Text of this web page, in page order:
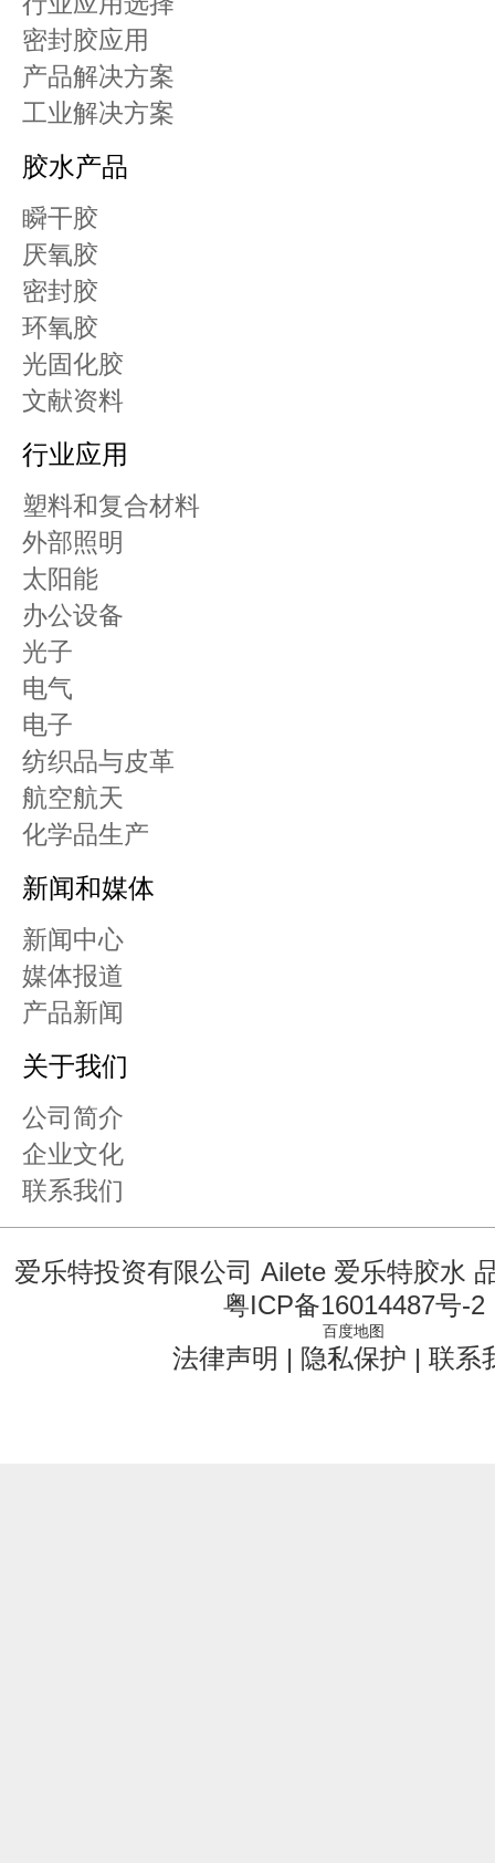
密封胶应用
产品解决方案
工业解决方案
胶水产品
瞬干胶
厌氧胶
密封胶
环氧胶
光固化胶
文献资料
行业应用
塑料和复合材料
外部照明
太阳能
办公设备
光子
电气
电子
纺织品与皮革
航空航天
化学品生产
新闻和媒体
新闻中心
媒体报道
产品新闻
关于我们
公司简介
企业文化
联系我们
爱乐特投资有限公司 Ailete 爱乐特胶水
粤ICP备16014487号-2
百度地图
法律声明 | 隐私保护 | 联系